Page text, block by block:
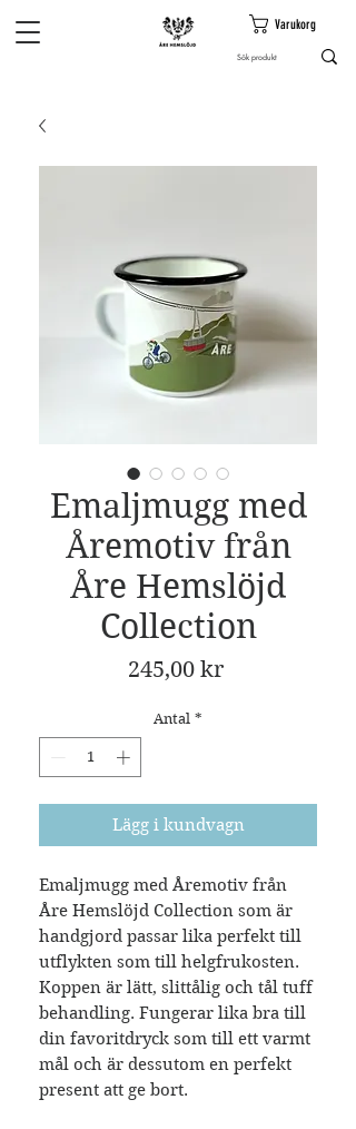
Varukorg
Emaljmugg med
Åremotiv från
Åre Hemslöjd
Collection
245,00 krPris
Antal *
Lägg i kundvagn
Emaljmugg med Åremotiv från
Åre Hemslöjd Collection som är
handgjord passar lika perfekt till
utflykten som till helgfrukosten.
Koppen är lätt, slittålig och tål tuff
behandling. Fungerar lika bra till
din favoritdryck som till ett varmt
mål och är dessutom en perfekt
present att ge bort.